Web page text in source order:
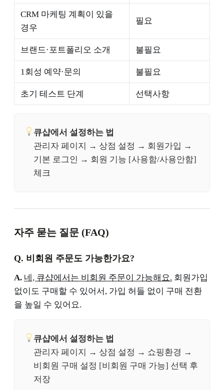
CRM 마케팅 계획이 있을
경우
필요
브랜드·포트폴리오 소개 불필요
1회성 예약·문의 불필요
초기 테스트 단계 선택사항
큐샵에서 설정하는 법
관리자 페이지 → 상점 설정 → 회원가입 →
기본 로그인 → 회원 기능 [사용함/사용안함]
체크
자주 묻는 질문 (FAQ)
Q. 비회원 주문도 가능한가요?
A. 네, 큐샵에서는 비회원 주문이 가능해요. 회원가입
없이도 구매할 수 있어서, 가입 허들 없이 구매 전환
을 높일 수 있어요.
큐샵에서 설정하는 법
관리자 페이지 → 상점 설정 → 쇼핑환경 →
비회원 구매 설정 [비회원 구매 가능] 선택 후
저장